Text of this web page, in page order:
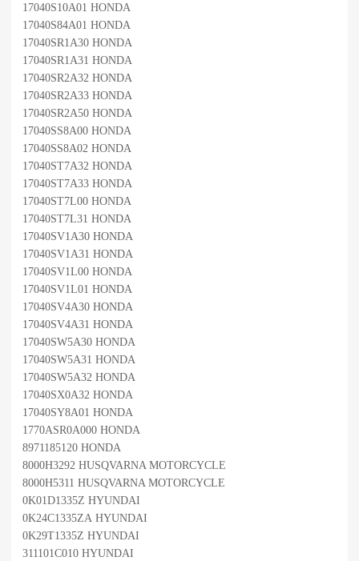
17040S10A01 HONDA
17040S84A01 HONDA
17040SR1A30 HONDA
17040SR1A31 HONDA
17040SR2A32 HONDA
17040SR2A33 HONDA
17040SR2A50 HONDA
17040SS8A00 HONDA
17040SS8A02 HONDA
17040ST7A32 HONDA
17040ST7A33 HONDA
17040ST7L00 HONDA
17040ST7L31 HONDA
17040SV1A30 HONDA
17040SV1A31 HONDA
17040SV1L00 HONDA
17040SV1L01 HONDA
17040SV4A30 HONDA
17040SV4A31 HONDA
17040SW5A30 HONDA
17040SW5A31 HONDA
17040SW5A32 HONDA
17040SX0A32 HONDA
17040SY8A01 HONDA
1770ASR0A000 HONDA
8971185120 HONDA
8000H3292 HUSQVARNA MOTORCYCLE
8000H5311 HUSQVARNA MOTORCYCLE
0K01D1335Z HYUNDAI
0K24C1335ZA HYUNDAI
0K29T1335Z HYUNDAI
311101C010 HYUNDAI